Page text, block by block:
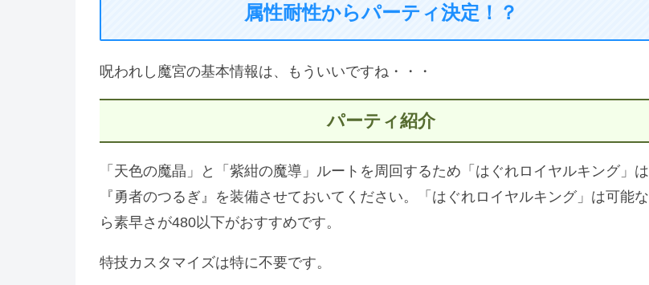
属性耐性からパーティ決定！？
呪われし魔宮の基本情報は、もういいですね・・・
パーティ紹介
「天色の魔晶」と「紫紺の魔導」ルートを周回するため「はぐれロイヤルキング」は
『勇者のつるぎ』を装備させておいてください。「はぐれロイヤルキング」は可能な
ら素早さが480以下がおすすめです。
特技カスタマイズは特に不要です。